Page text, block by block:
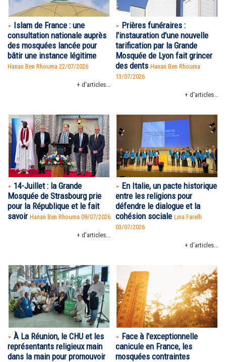
Islam de France : une
consultation nationale auprès
des mosquées lancée pour
bâtir une instance légitime
Hanan Ben Rhouma 22/07/2026
+ d'articles...
Prières funéraires :
l'instauration d'une nouvelle
tarification par la Grande
Mosquée de Lyon fait grincer
des dents Hanan Ben Rhouma
13/07/2026
+ d'articles...
14-Juillet : la Grande
Mosquée de Strasbourg prie
pour la République et le fait
savoir Hanan Ben Rhouma 09/07/2026
+ d'articles...
En Italie, un pacte historique
entre les religions pour
défendre le dialogue et la
cohésion sociale Lina Farelli
03/07/2026
+ d'articles...
À La Réunion, le CHU et les
représentants religieux main
dans la main pour promouvoir
Face à l'exceptionnelle
canicule en France, les
mosquées contraintes